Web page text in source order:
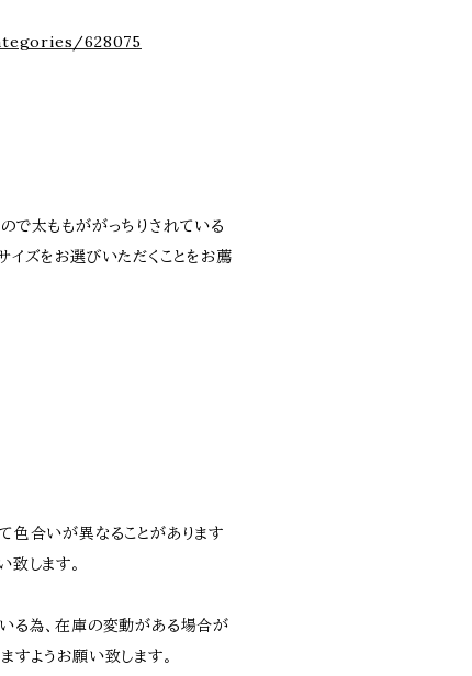
628075
で太ももががっちりされている
ズをお選びいただくことをお薦
色合いが異なることがあります
致します。
る為、在庫の変動がある場合が
すようお願い致します。